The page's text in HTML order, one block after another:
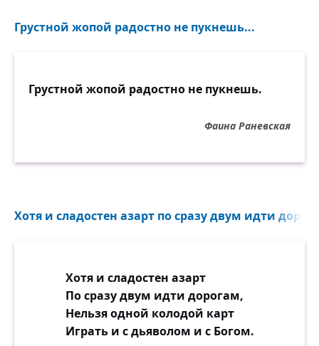
Здесь зима с теплом не совмещаются,
Потому что дружба — это много,
Это двухколейная дорога!
Грустной жопой радостно не пукнешь...
Грустной жопой радостно не пукнешь.
Фаина Раневская
Хотя и сладостен азарт по сразу двум идти
Хотя и сладостен азарт
По сразу двум идти дорогам,
Нельзя одной колодой карт
Играть и с дьяволом и с Богом.